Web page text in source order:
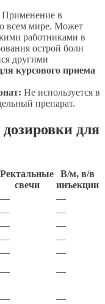
Применение в
всем мире. Может
работниками в
острой боли
другими
курсового приема
Не используется в
препарат.
для
Ректальные
свечи
В/м, в/в
инъекции
—
—
—
—
—
—
—
—
—
—
— —
— —